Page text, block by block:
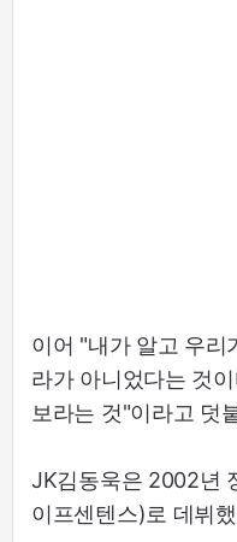
이어 "내가 알고 우리
라가 아니었다는 것
보라는 것"이라고 덧
JK김동욱은 2002년
이프센텐스)로 데뷔